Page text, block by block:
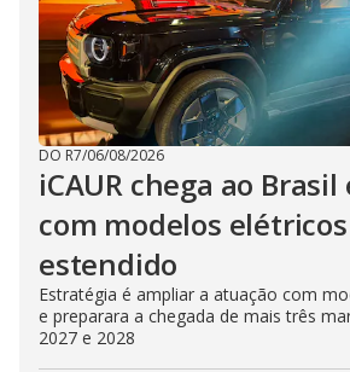
DO R7/06/08/2026
iCAUR chega ao Brasil
com modelos
estendido
Estratégia é ampliar a atuação com
e preparara a chegada de mais três
2027 e 2028